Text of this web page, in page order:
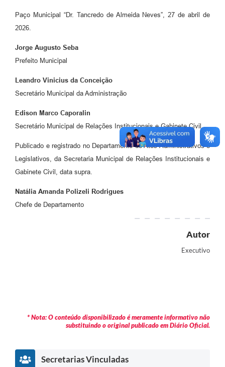
Paço Municipal “Dr. Tancredo de Almeida Neves”, 27 de abril de
2026.
Jorge Augusto Seba
Prefeito Municipal
Leandro Vinicius da Conceição
Secretário Municipal da Administração
Edison Marco Caporalin
Secretário Municipal de Relações Institucionais e Gabinete Civil
Publicado e registrado no Departamento de Atos Administrativos e
Legislativos, da Secretaria Municipal de Relações Institucionais e
Gabinete Civil, data supra.
Natália Amanda Polizeli Rodrigues
Chefe de Departamento
Autor
Executivo
* Nota: O conteúdo disponibilizado é meramente informativo não
substituindo o original publicado em Diário Oficial.
Secretarias Vinculadas